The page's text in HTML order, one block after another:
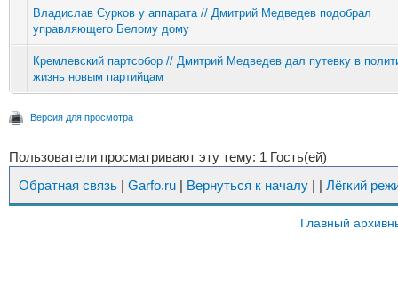
Владислав Сурков у аппарата // Дмитрий Медведев подобрал
управляющего Белому дому
Кремлевский партсобор // Дмитрий Медведев дал путевку в
жизнь новым партийцам
Версия для просмотра
Пользователи просматривают эту тему: 1 Гость(ей)
Обратная связь | Garfo.ru | Вернуться к началу | | Лёгкий
Главный